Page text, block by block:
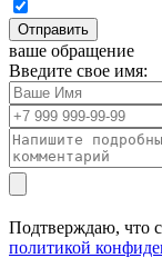
Отправить
ваше обращение
Введите свое имя:
Подтверждаю, что
политикой